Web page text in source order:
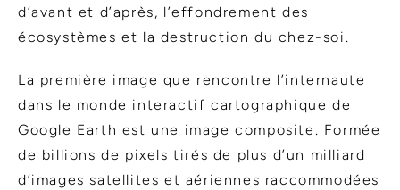
d’avant et d’après, l’effondrement des
écosystèmes et la destruction du chez-soi.
La première image que rencontre l’internaute
dans le monde interactif cartographique de
Google Earth est une image composite. Formée
de billions de pixels tirés de plus d’un milliard
d’images satellites et aériennes raccommodées